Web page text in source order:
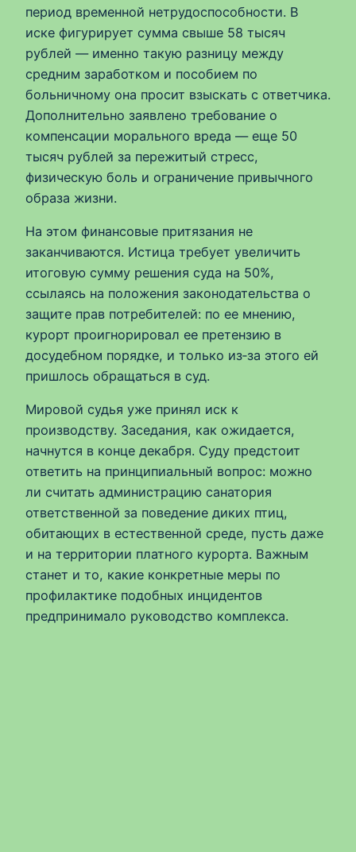
период временной нетрудоспособности. В
иске фигурирует сумма свыше 58 тысяч
рублей — именно такую разницу между
средним заработком и пособием по
больничному она просит взыскать с ответчика.
Дополнительно заявлено требование о
компенсации морального вреда — еще 50
тысяч рублей за пережитый стресс,
физическую боль и ограничение привычного
образа жизни.
На этом финансовые притязания не
заканчиваются. Истица требует увеличить
итоговую сумму решения суда на 50%,
ссылаясь на положения законодательства о
защите прав потребителей: по ее мнению,
курорт проигнорировал ее претензию в
досудебном порядке, и только из‑за этого ей
пришлось обращаться в суд.
Мировой судья уже принял иск к
производству. Заседания, как ожидается,
начнутся в конце декабря. Суду предстоит
ответить на принципиальный вопрос: можно
ли считать администрацию санатория
ответственной за поведение диких птиц,
обитающих в естественной среде, пусть даже
и на территории платного курорта. Важным
станет и то, какие конкретные меры по
профилактике подобных инцидентов
предпринимало руководство комплекса.